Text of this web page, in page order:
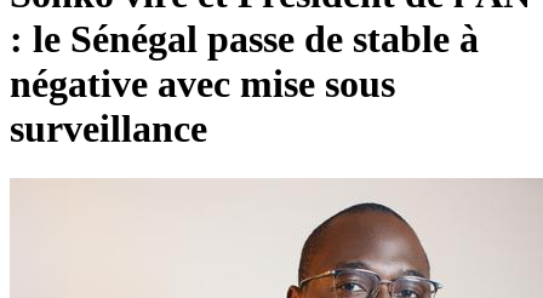
: le Sénégal passe de stable à
négative avec mise sous
surveillance